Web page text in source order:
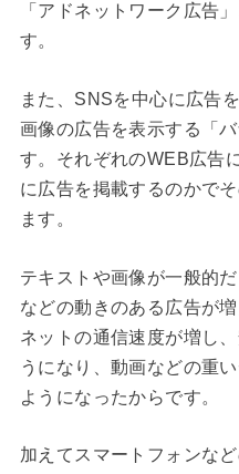
「アドネットワーク広告
す。
また、SNSを中心に広告
画像の広告を表示する「
す。それぞれのWEB広告
に広告を掲載するのかで
ます。
テキストや画像が一般的
などの動きのある広告が
ネットの通信速度が増し
うになり、動画などの重
ようになったからです。
加えてスマートフォンな